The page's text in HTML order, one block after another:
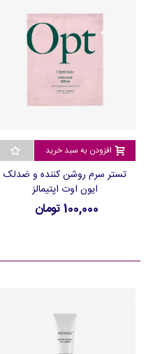
افزودن به سبد خرید
تستر سرم روشن کننده و ضدلک
ایون اوت اپتیمالز
100,000 تومان